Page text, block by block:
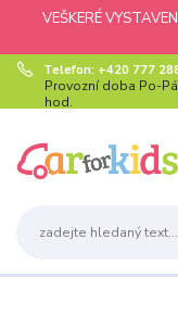
VEŠKERÉ
Telefon: +420 777
Provozní doba Po-
hod.